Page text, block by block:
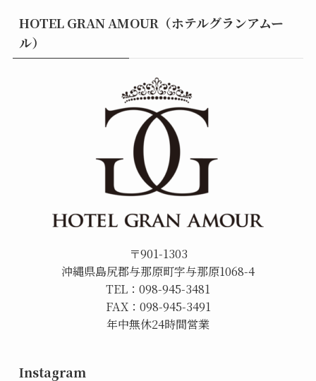
HOTEL GRAN AMOUR（ホテルグランアムー
ル）
〒901-1303
沖縄県島尻郡与那原町字与那原1068-4
TEL：098-945-3481
FAX：098-945-3491
年中無休24時間営業
Instagram